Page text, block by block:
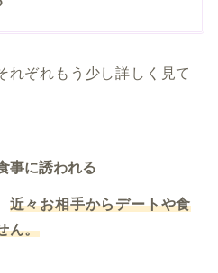
ぞれもう少し詳しく見て
事に誘われる
近々お相手からデートや食
ん。